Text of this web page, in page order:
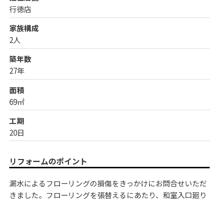
行徳店
家族構成
2人
築年数
27年
面積
69㎡
工期
20日
リフォームのポイント
漏水によるフローリングの損傷をきっかけにお問合せいただ
きました。フローリングを張替えるにあたり、和室入口廻り